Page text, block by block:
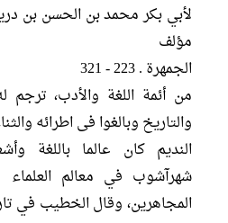
لأبي بكر محمد بن الحسن بن
مؤلف
الجمهرة . 223 - 321
من أئمة اللغة والأدب،
والتاریخ وبالغوا فی اطرائه
النديم كان عالما باللغة
شهرآشوب في معالم
المجاهرين، وقال الخطيب في